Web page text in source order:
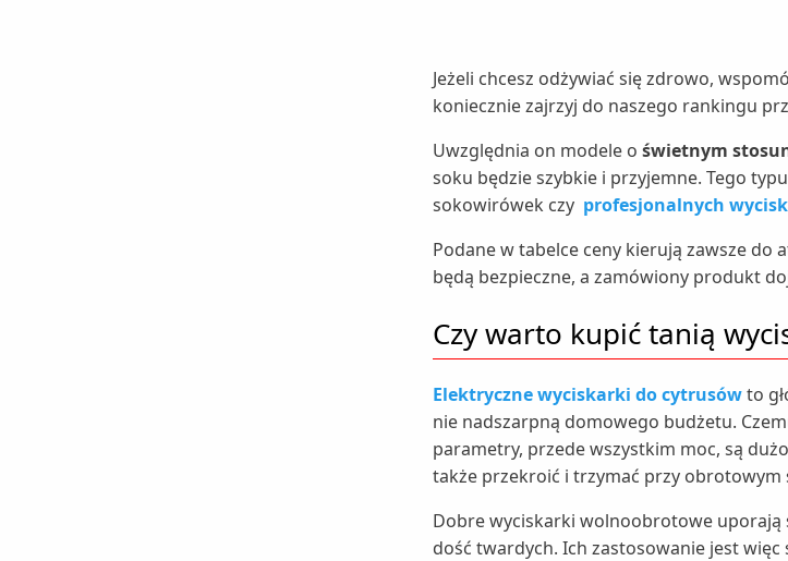
Jeżeli chcesz odżywiać się zdrowo,
koniecznie zajrzyj do naszego rankingu
Uwzględnia on modele o świetnym
soku będzie szybkie i przyjemne. Tego
sokowirówek czy profesjonalnych
Podane w tabelce ceny kierują zawsze do
będą bezpieczne, a zamówiony produkt
Czy warto kupić tanią
Elektryczne wyciskarki do cytrusówto
nie nadszarpną domowego budżetu.
parametry, przede wszystkim moc, są
także przekroić i trzymać przy obrotowym
Dobre wyciskarki wolnoobrotowe uporają
dość twardych. Ich zastosowanie jest